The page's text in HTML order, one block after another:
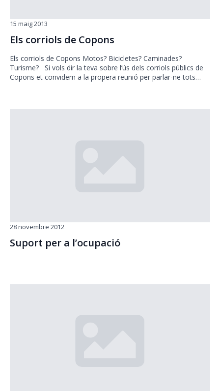
Els corriols de Copons
15 maig 2013
Els corriols de Copons Motos? Bicicletes? Caminades?
Turisme? Si vols dir la teva sobre l’ús dels corriols públics de
Copons et convidem a la propera reunió per parlar-ne tots…
Suport per a l’ocupació
28 novembre 2012